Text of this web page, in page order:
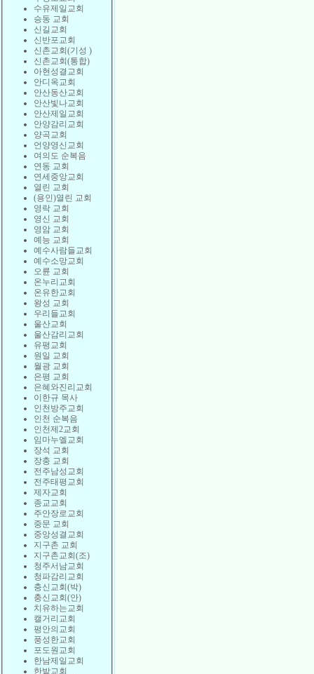
수유제일교회
승동 교회
신길교회
신반포교회
신촌교회(기성 )
신촌교회(통합)
아현성결교회
안디옥교회
안산동산교회
안산빛나교회
안산제일교회
안양감리교회
양곡교회
언양영신교회
여의도 순복음
연동 교회
연세중앙교회
열린 교회
(용인)열린 교회
영락 교회
영신 교회
영암 교회
예능 교회
예수사람들교회
예수소망교회
오륜 교회
온누리교회
온유한교회
왕성 교회
우리들교회
울산교회
울산감리교회
유평교회
원일 교회
월광 교회
은평 교회
은혜와진리교회
이한규 목사
인천방주교회
인천 순복음
인천제2교회
임마누엘교회
장석 교회
장충 교회
전주남성교회
전주태평교회
제자교회
종교교회
주안장로교회
중문 교회
중앙성결교회
지구촌 교회
지구촌교회(조)
청주서남교회
청파감리교회
충신교회(박)
충신교회(안)
치유하는교회
캘거리교회
평안의교회
풍성한교회
포도원교회
한남제일교회
한밭교회